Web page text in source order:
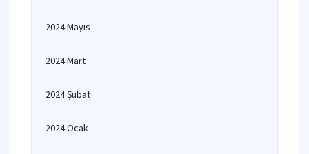
2024 Mayıs
2024 Mart
2024 Şubat
2024 Ocak